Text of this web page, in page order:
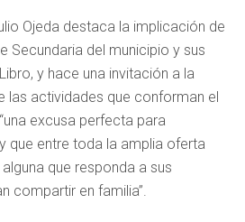
Ojeda destaca la implicación de
Secundaria del municipio y sus
y hace una invitación a la
las actividades que conforman el
excusa perfecta para
que entre toda la amplia oferta
que responda a sus
compartir en familia”.